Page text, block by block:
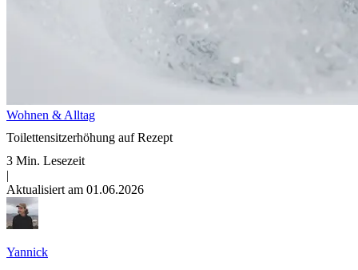
Wohnen & Alltag
Toilettensitzerhöhung auf Rezept
3 Min. Lesezeit
|
Aktualisiert am 01.06.2026
Yannick